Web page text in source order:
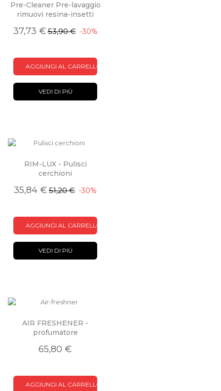
Pre-Cleaner Pre-lavaggio
rimuovi resina-insetti
37,73 €53,90 € -30%
AGGIUNGI AL CARRELLO
VEDI DI PIÙ
RIM-LUX - Pulisci
cerchioni
35,84 € 51,20 € -30%
AGGIUNGI AL CARRELLO
VEDI DI PIÙ
AIR FRESHENER -
profumatore
65,80 €
AGGIUNGI AL CARRELLO